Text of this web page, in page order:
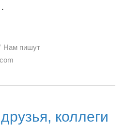
Нам пишут
коллеги